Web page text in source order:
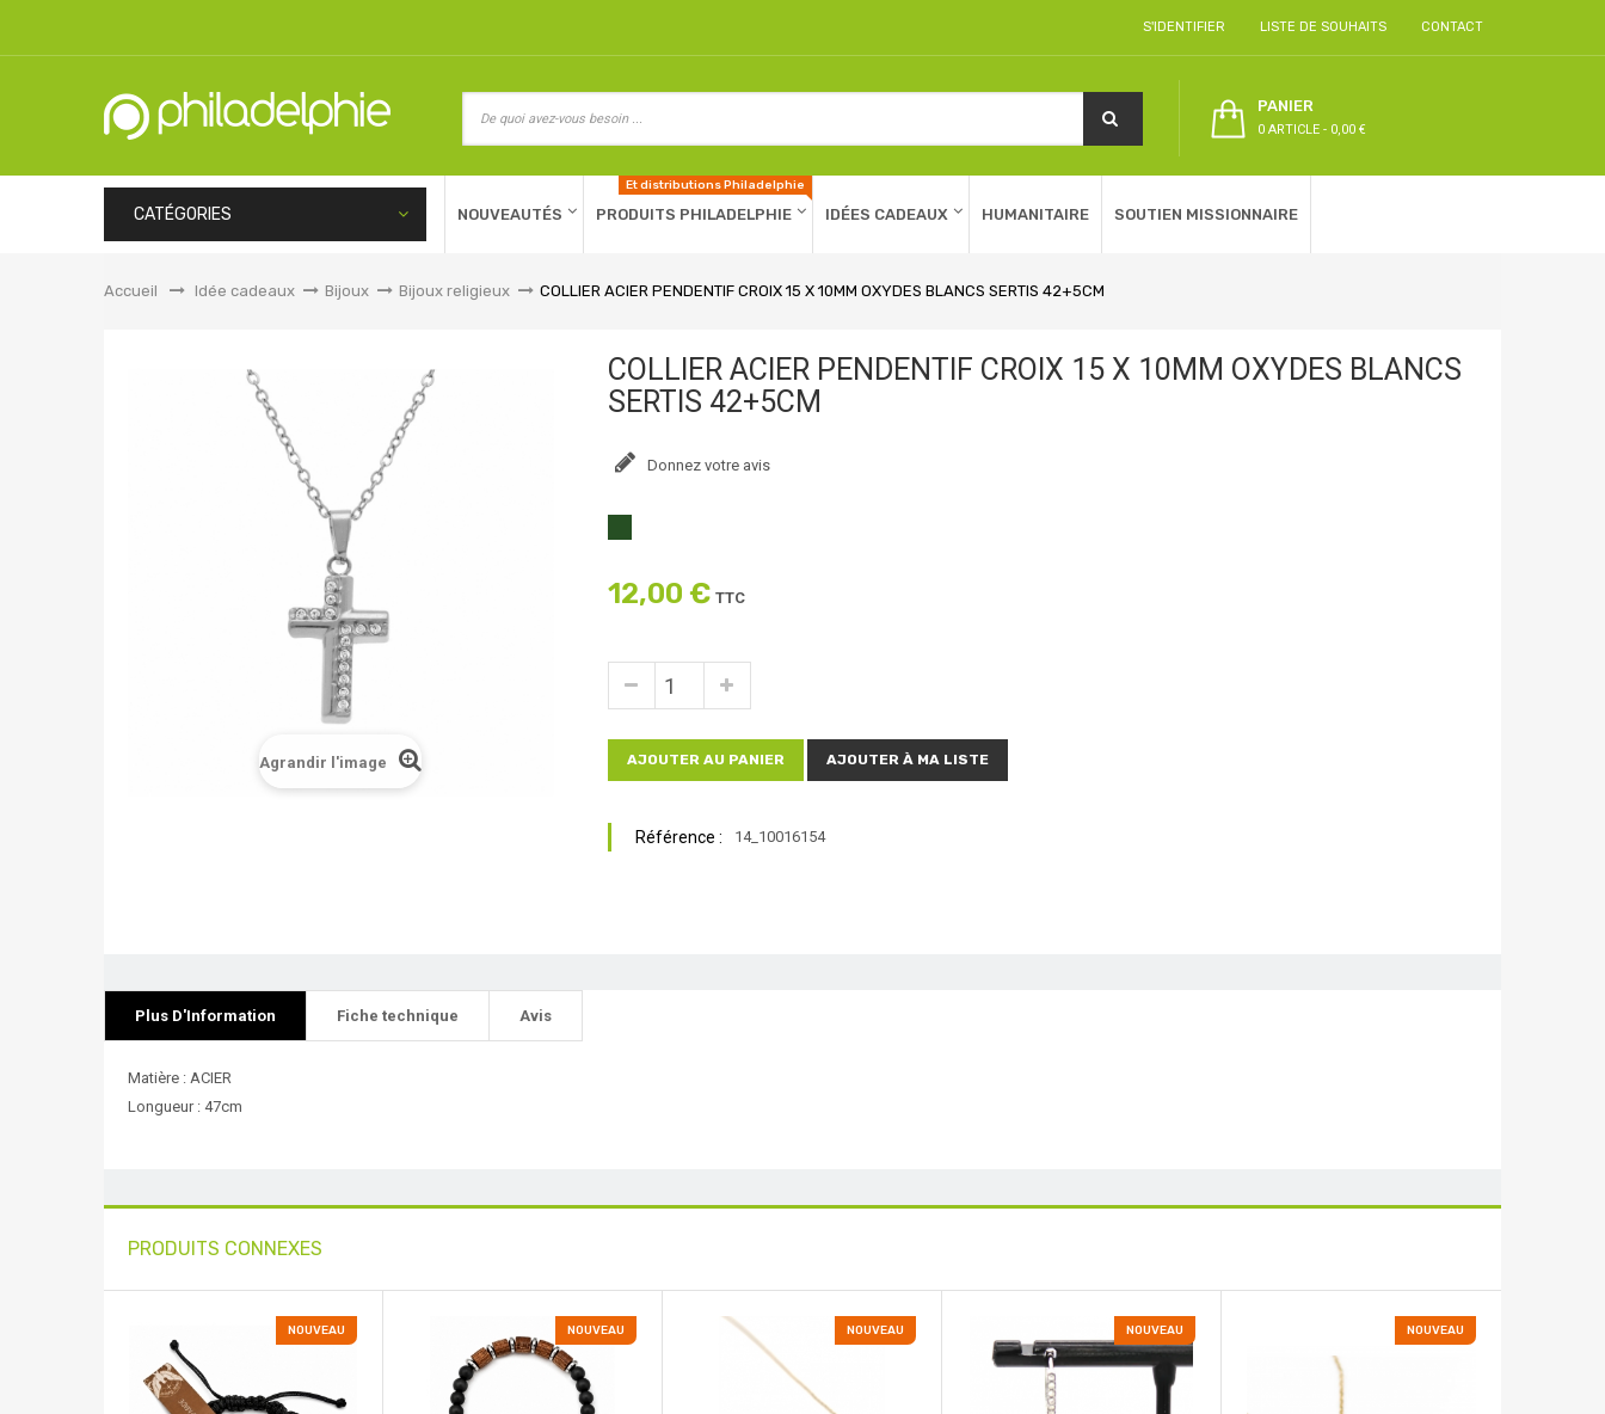
S'IDENTIFIER LISTE DE SOUHAITS CONTACT
PANIER
0 ARTICLE - 0,00 €
CATÉGORIES NOUVEAUTÉS PRODUITS PHILADELPHIE
Et distributions Philadelphie
IDÉES CADEAUX HUMANITAIRE SOUTIEN MISSIONNAIRE
Accueil &gt;Idée cadeaux > Bijoux > Bijoux religieux > COLLIER ACIER PENDENTIF CROIX 15 X 10MM OXYDES BLANCS SERTIS 42+5CM
Agrandir l'image
COLLIER ACIER PENDENTIF CROIX 15 X 10MM OXYDES BLANCS
SERTIS 42+5CM
Donnez votre avis
12,00 € TTC
AJOUTER AU PANIER AJOUTER À MA LISTE
Référence : 14_10016154
Plus D'Information Fiche technique Avis
Matière : ACIER
Longueur : 47cm
PRODUITS CONNEXES
NOUVEAU NOUVEAU NOUVEAU NOUVEAU NOUVEAU